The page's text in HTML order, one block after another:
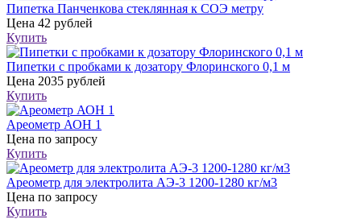
Пипетка Панченкова стеклянная к СОЭ метру
Цена 42 рублей
Купить
Пипетки с пробками к дозатору Флоринского 0,1 м
Цена 2035 рублей
Купить
Ареометр АОН 1
Цена по запросу
Купить
Ареометр для электролита АЭ-3 1200-1280 кг/м3
Цена по запросу
Купить